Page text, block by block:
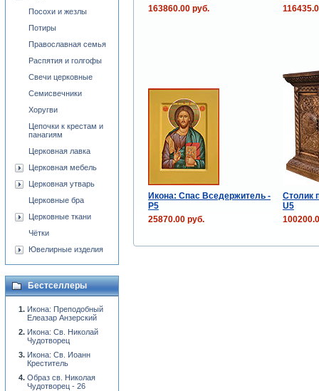
163860.00 руб.
Икона: Спас Вседержитель -
Р5
Столик
U5
25870.00 руб.
Посохи и жезлы
Потиры
Православная семья
Распятия и голгофы
Свечи церковные
Семисвечники
Хоругви
Цепочки к крестам и
панагиям
Церковная лавка
Церковная мебель
Церковная утварь
Церковные бра
Церковные ткани
Чётки
Ювелирные изделия
Бестселлеры
Икона: Преподобный
Елеазар Анзерский
Икона: Св. Николай
Чудотворец
Икона: Св. Иоанн
Креститель
Образ св. Николая
Чудотворец - 26